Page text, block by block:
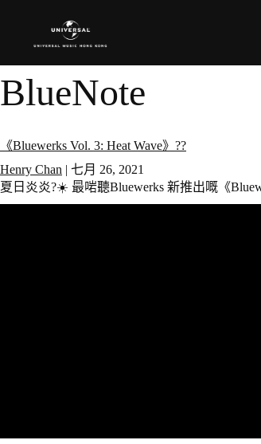
BlueNote
《Bluewerks Vol. 3: Heat Wave》??
Henry Chan | 七月 26, 2021
夏日炎炎?☀️ 最啱聽Bluewerks 新推出嘅《